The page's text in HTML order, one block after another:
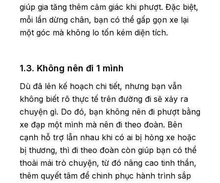
giúp gia tăng thêm cảm giác khi phượt. Đặc biệt,
mỗi lần dừng chân, bạn có thể gấp gọn xe lại
một góc mà không lo tốn kém diện tích.
1.3. Không nên đi 1 mình
Dù đã lên kế hoạch chi tiết, nhưng bạn vẫn
không biết rõ thực tế trên đường đi sẽ xảy ra
chuyện gì. Do đó, bạn không nên đi phượt bằng
xe đạp một mình mà nên đi theo đoàn. Bên
cạnh hỗ trợ lẫn nhau khi có ai bị hỏng xe hoặc
bị thương, thì đi theo đoàn còn giúp bạn có thể
thoải mái trò chuyện, từ đó nâng cao tinh thần,
thêm quyết tâm để chinh phục hành trình sắp